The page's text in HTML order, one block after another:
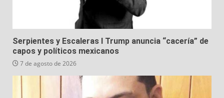
Serpientes y Escaleras I Trump anuncia “cacería” de
capos y políticos mexicanos
7 de agosto de 2026